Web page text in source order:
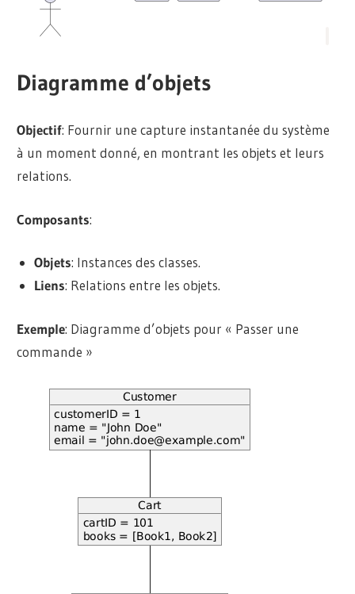
Diagramme d’objets
Objectif: Fournir une capture instantanée du système
à un moment donné, en montrant les objets et leurs
relations.
Composants:
Objets: Instances des classes.
Liens: Relations entre les objets.
Exemple: Diagramme d’objets pour « Passer une
commande »